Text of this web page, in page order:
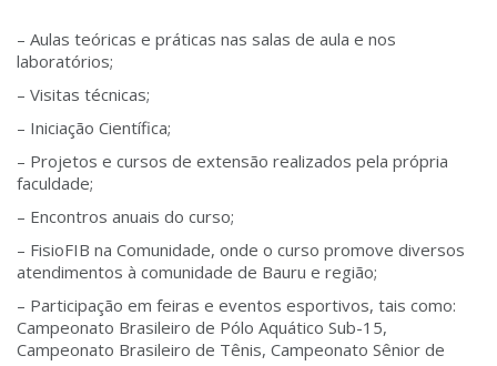
– Aulas teóricas e práticas nas salas de aula e nos
laboratórios;
– Visitas técnicas;
– Iniciação Científica;
– Projetos e cursos de extensão realizados pela própria
faculdade;
– Encontros anuais do curso;
– FisioFIB na Comunidade, onde o curso promove diversos
atendimentos à comunidade de Bauru e região;
– Participação em feiras e eventos esportivos, tais como:
Campeonato Brasileiro de Pólo Aquático Sub-15,
Campeonato Brasileiro de Tênis, Campeonato Sênior de